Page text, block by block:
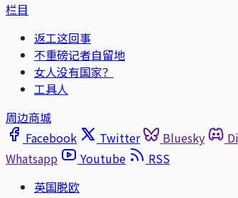
栏目
返工这回事
不重磅记者自留地
女人没有国家？
工具人
周边商城
Facebook
Twitter Bluesky
Whatsapp
Youtube
RSS
英国脱欧